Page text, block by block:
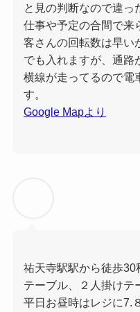
と見の判断なので違っ
仕事や予定の合間で来
客さんの回転数は早い
でも入れますが、通路
横線が走ってるので電
す。
Google Mapより
祐天寺駅駅から徒歩
テーブル、２人掛けテ
平日お昼時はレジに7.